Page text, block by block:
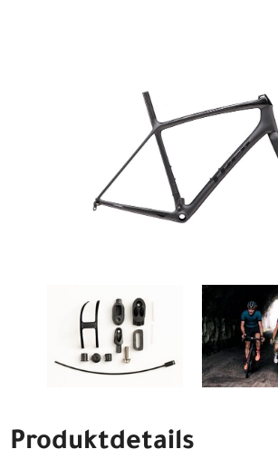
Produktdetails